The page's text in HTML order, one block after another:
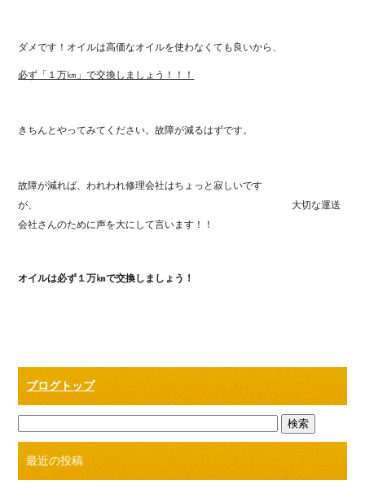
ダメです！オイルは高価なオイルを使わなくても良いから、
必ず「１万㎞」で交換しましょう！！！
きちんとやってみてください。故障が減るはずです。
故障が減れば、われわれ修理会社はちょっと寂しいです
が、 大切な運送
会社さんのために声を大にして言います！！
オイルは必ず１万㎞で交換しましょう！
ブログトップ
最近の投稿